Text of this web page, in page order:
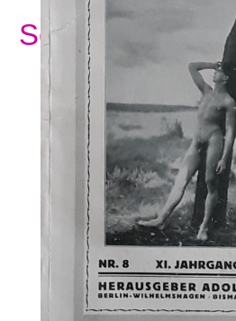
Se alla ämnesord